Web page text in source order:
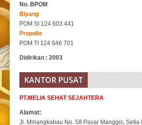
No. BPOM
Biyang
POM SI 124 603 441
Propolis
POM TI 124 646 701
Didirikan : 2003
KANTOR PUSAT
PT.MELIA SEHAT SEJAHTERA
Alamat:
Jl. Minangkabau No. 58 Pasar Manggis, Setia